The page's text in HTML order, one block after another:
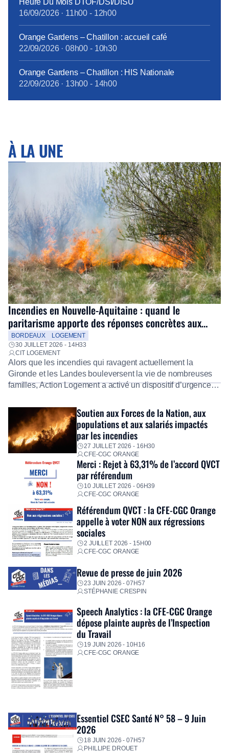
Heure Du Mois DTOF/DSI/DISU
16/09/2026· 11h00 - 12h00
Orange Gardens – Chatillon : accueil café
22/09/2026· 08h00 - 10h30
Orange Gardens – Chatillon : HIS Nationale
22/09/2026· 13h00 - 14h00
À LA UNE
Incendies en Nouvelle-Aquitaine : quand le
paritarisme apporte des réponses concrètes aux
salariés
BORDEAUX
LOGEMENT
30 JUILLET 2026 - 14H33
CIT LOGEMENT
Alors que les incendies qui ravagent actuellement la
Gironde et les Landes bouleversent la vie de nombreuses
familles, Action Logement a activé un dispositif d’urgence
Fidèle à sa mission d’utilité sociale, le Groupe mobilise
immédiatement ses équipes afin de proposer un diagnostic
personnalisé, des aides financières pour faire face aux
premières dépenses, […]
Soutien aux Forces de la Nation, aux
populations et aux salariés impactés
par les incendies
27 JUILLET 2026 - 16H30
CFE-CGC ORANGE
Merci : Rejet à 63,31% de l’accord QVCT
par référendum
10 JUILLET 2026 - 06H39
CFE-CGC ORANGE
Référendum QVCT : la CFE-CGC Orange
appelle à voter NON aux régressions
sociales
2 JUILLET 2026 - 15H00
CFE-CGC ORANGE
Revue de presse de juin 2026
23 JUIN 2026 - 07H57
STÉPHANIE CRESPIN
Speech Analytics : la CFE-CGC Orange
dépose plainte auprès de l’Inspection
du Travail
19 JUIN 2026 - 10H16
CFE-CGC ORANGE
Essentiel CSEC Santé N° 58 – 9 Juin
2026
18 JUIN 2026 - 07H57
PHILLIPE DROUET